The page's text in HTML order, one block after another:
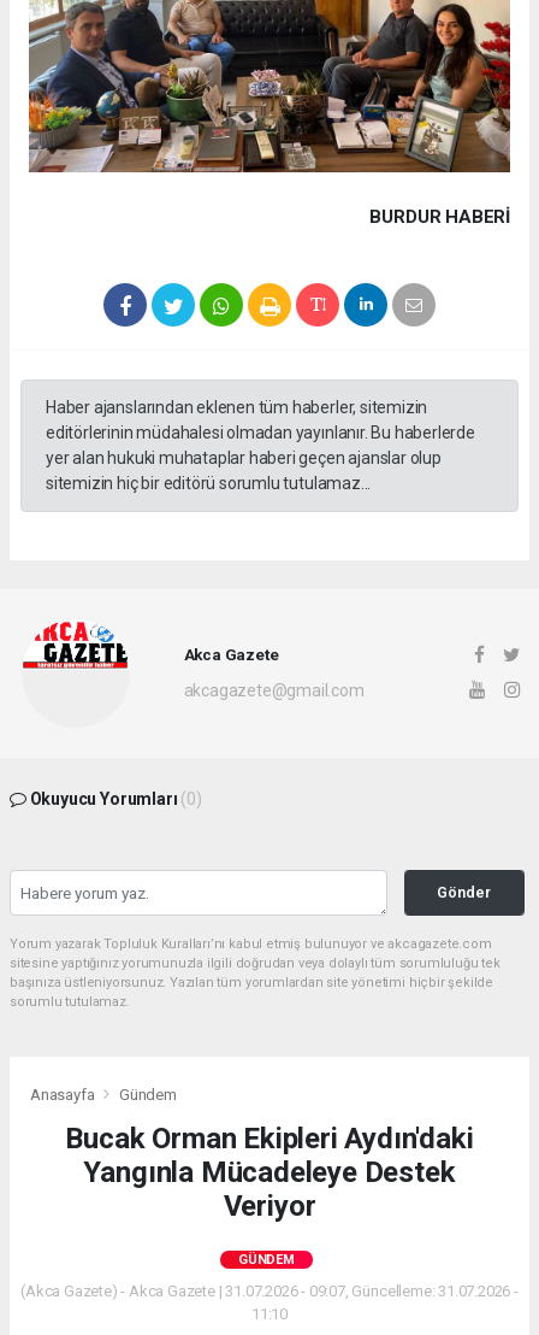
BURDUR HABERİ
Haber ajanslarından eklenen tüm haberler, sitemizin
editörlerinin müdahalesi olmadan yayınlanır. Bu haberlerde
yer alan hukuki muhataplar haberi geçen ajanslar olup
sitemizin hiç bir editörü sorumlu tutulamaz...
Akca Gazete
akcagazete@gmail.com
Okuyucu Yorumları (0)
Gönder
Yorum yazarak Topluluk Kuralları’nı kabul etmiş bulunuyor ve akcagazete.com
sitesine yaptığınız yorumunuzla ilgili doğrudan veya dolaylı tüm sorumluluğu tek
başınıza üstleniyorsunuz. Yazılan tüm yorumlardan site yönetimi hiçbir şekilde
sorumlu tutulamaz.
Anasayfa Gündem
Bucak Orman Ekipleri Aydın'daki
Yangınla Mücadeleye Destek
Veriyor
GÜNDEM
(Akca Gazete) - Akca Gazete | 31.07.2026 - 09:07, Güncelleme: 31.07.2026 -
11:10